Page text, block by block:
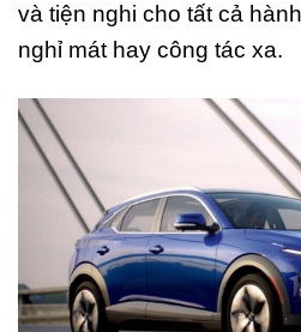
và tiện nghi cho tất cả
nghỉ mát hay công tác xa.